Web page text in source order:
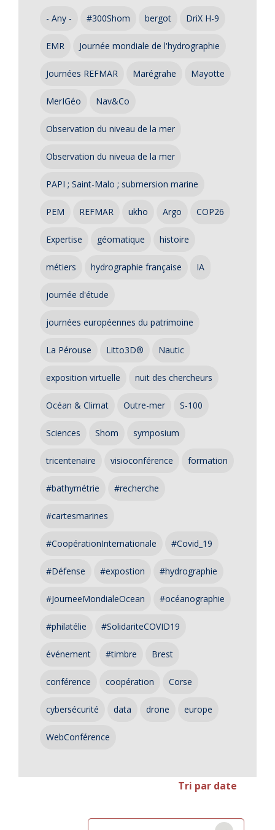
- Any - #300Shom bergot DriX H-9
EMR Journée mondiale de l'hydrographie
Journées REFMAR Marégrahe Mayotte
MerIGéo Nav&Co
Observation du niveau de la mer
Observation du niveua de la mer
PAPI ; Saint-Malo ; submersion marine
PEM REFMAR ukho Argo COP26
Expertise géomatique histoire
métiers hydrographie française IA
journée d'étude
journées européennes du patrimoine
La Pérouse Litto3D® Nautic
exposition virtuelle nuit des chercheurs
Océan & Climat Outre-mer S-100
Sciences Shom symposium
tricentenaire visioconférence formation
#bathymétrie #recherche
#cartesmarines
#CoopérationInternationale #Covid_19
#Défense #expostion #hydrographie
#JourneeMondialeOcean #océanographie
#philatélie #SolidariteCOVID19
événement #timbre Brest
conférence coopération Corse
cybersécurité data drone europe
WebConférence
Tri par date